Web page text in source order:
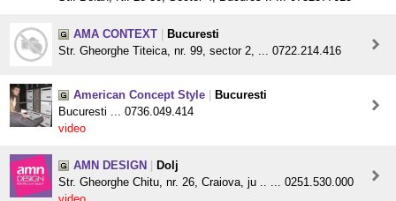
AMA CONTEXT
Bucuresti
Str. Gheorghe Titeica, nr. 99, sector 2, ... 0722.214.416
American Concept Style
Bucuresti
Bucuresti ... 0736.049.414
video
AMN DESIGN
Dolj
Str. Gheorghe Chitu, nr. 26, Craiova, ju .. ... 0251.530.000